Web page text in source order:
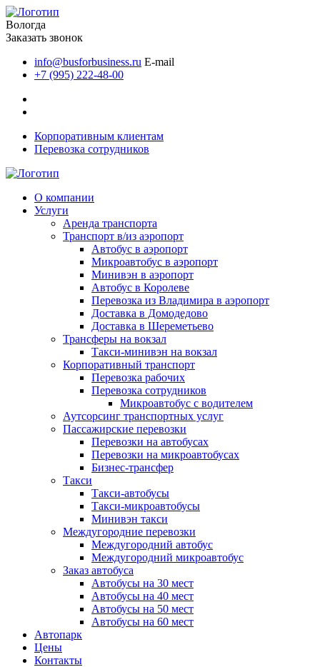
Вологда
Заказать звонок
info@busforbusiness.ru E-mail
+7 (995) 222-48-00
Корпоративным клиентам
Перевозка сотрудников
О компании
Услуги
Аренда транспорта
Транспорт в/из аэропорт
Автобус в аэропорт
Микроавтобус в аэропорт
Минивэн в аэропорт
Автобус в Королеве
Перевозка из Владимира в аэропорт
Доставка в Домодедово
Доставка в Шереметьево
Трансферы на вокзал
Такси-минивэн на вокзал
Корпоративный транспорт
Перевозка рабочих
Перевозка сотрудников
Микроавтобус с водителем
Аутсорсинг транспортных услуг
Пассажирские перевозки
Перевозки на автобусах
Перевозки на микроавтобусах
Бизнес-трансфер
Такси
Такси-автобусы
Такси-микроавтобусы
Минивэн такси
Междугородние перевозки
Междугородний автобус
Междугородний микроавтобус
Заказ автобуса
Автобусы на 30 мест
Автобусы на 40 мест
Автобусы на 50 мест
Автобусы на 60 мест
Автопарк
Цены
Контакты